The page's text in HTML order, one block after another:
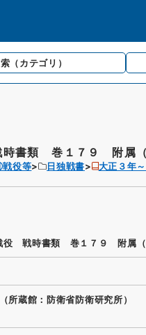
（カテゴリ）
書類 巻１７９ 附属（
役等 日独戦書 大正３年
役 戦時書類 巻１７９ 附属（
蔵館：防衛省防衛研究所）